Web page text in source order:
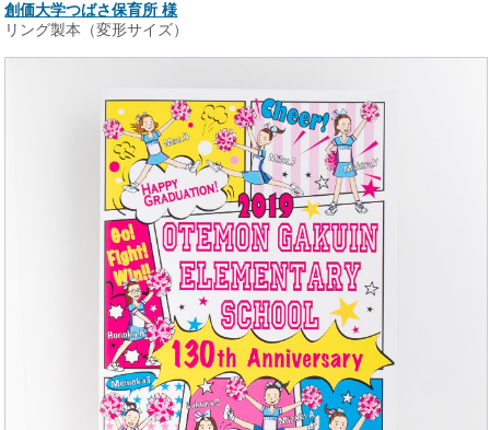
創価大学つばさ保育所 様
リング製本（変形サイズ）